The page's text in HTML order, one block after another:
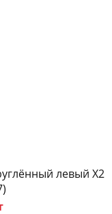
левый X2